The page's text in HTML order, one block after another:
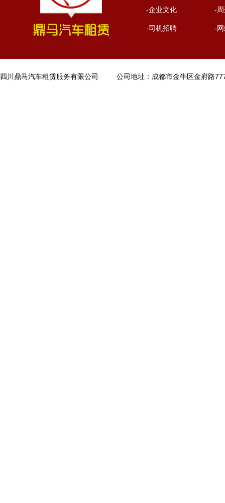
-企业文化 -
-司机招聘 -
四川鼎马汽车租赁服务有限公司 公司地址：成都市金牛区金府